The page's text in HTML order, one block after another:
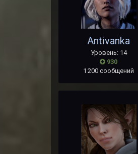
Antivanka
Уровень: 14
930
1 200 сообщений